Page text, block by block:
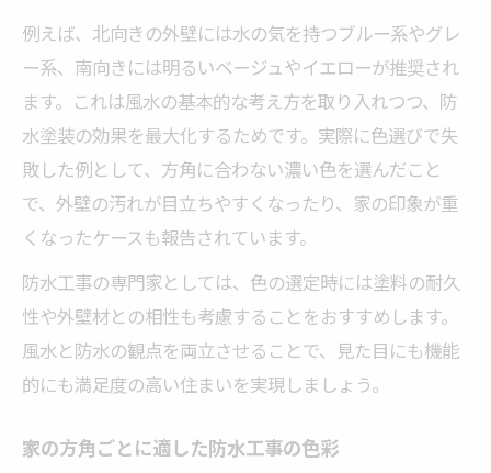
例えば、北向きの外壁には水の気を持つブルー系やグレ
ー系、南向きには明るいベージュやイエローが推奨され
ます。これは風水の基本的な考え方を取り入れつつ、防
水塗装の効果を最大化するためです。実際に色選びで失
敗した例として、方角に合わない濃い色を選んだこと
で、外壁の汚れが目立ちやすくなったり、家の印象が重
くなったケースも報告されています。
防水工事の専門家としては、色の選定時には塗料の耐久
性や外壁材との相性も考慮することをおすすめします。
風水と防水の観点を両立させることで、見た目にも機能
的にも満足度の高い住まいを実現しましょう。
家の方角ごとに適した防水工事の色彩